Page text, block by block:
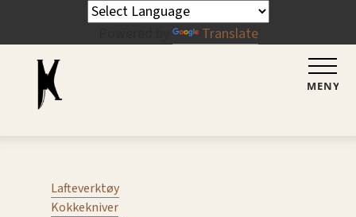
MENY
Lafteverktøy
Kokkekniver
Translate